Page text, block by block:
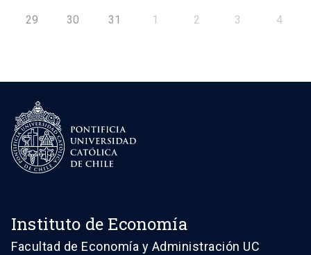
29 30 31 1 2 3 4
Instituto de Economía
Facultad de Economía y Administración UC